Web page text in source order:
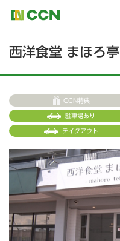
西洋食堂 まほろ亭
CCN特典
駐車場あり
テイクアウト